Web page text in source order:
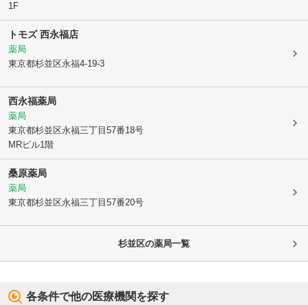
1F
トモズ 西永福店
薬局
東京都杉並区永福4-19-3
西永福薬局
薬局
東京都杉並区永福三丁目57番18号
MRビル1階
桑原薬局
薬局
東京都杉並区永福三丁目57番20号
杉並区の薬局一覧
各条件で他の医療機関を探す